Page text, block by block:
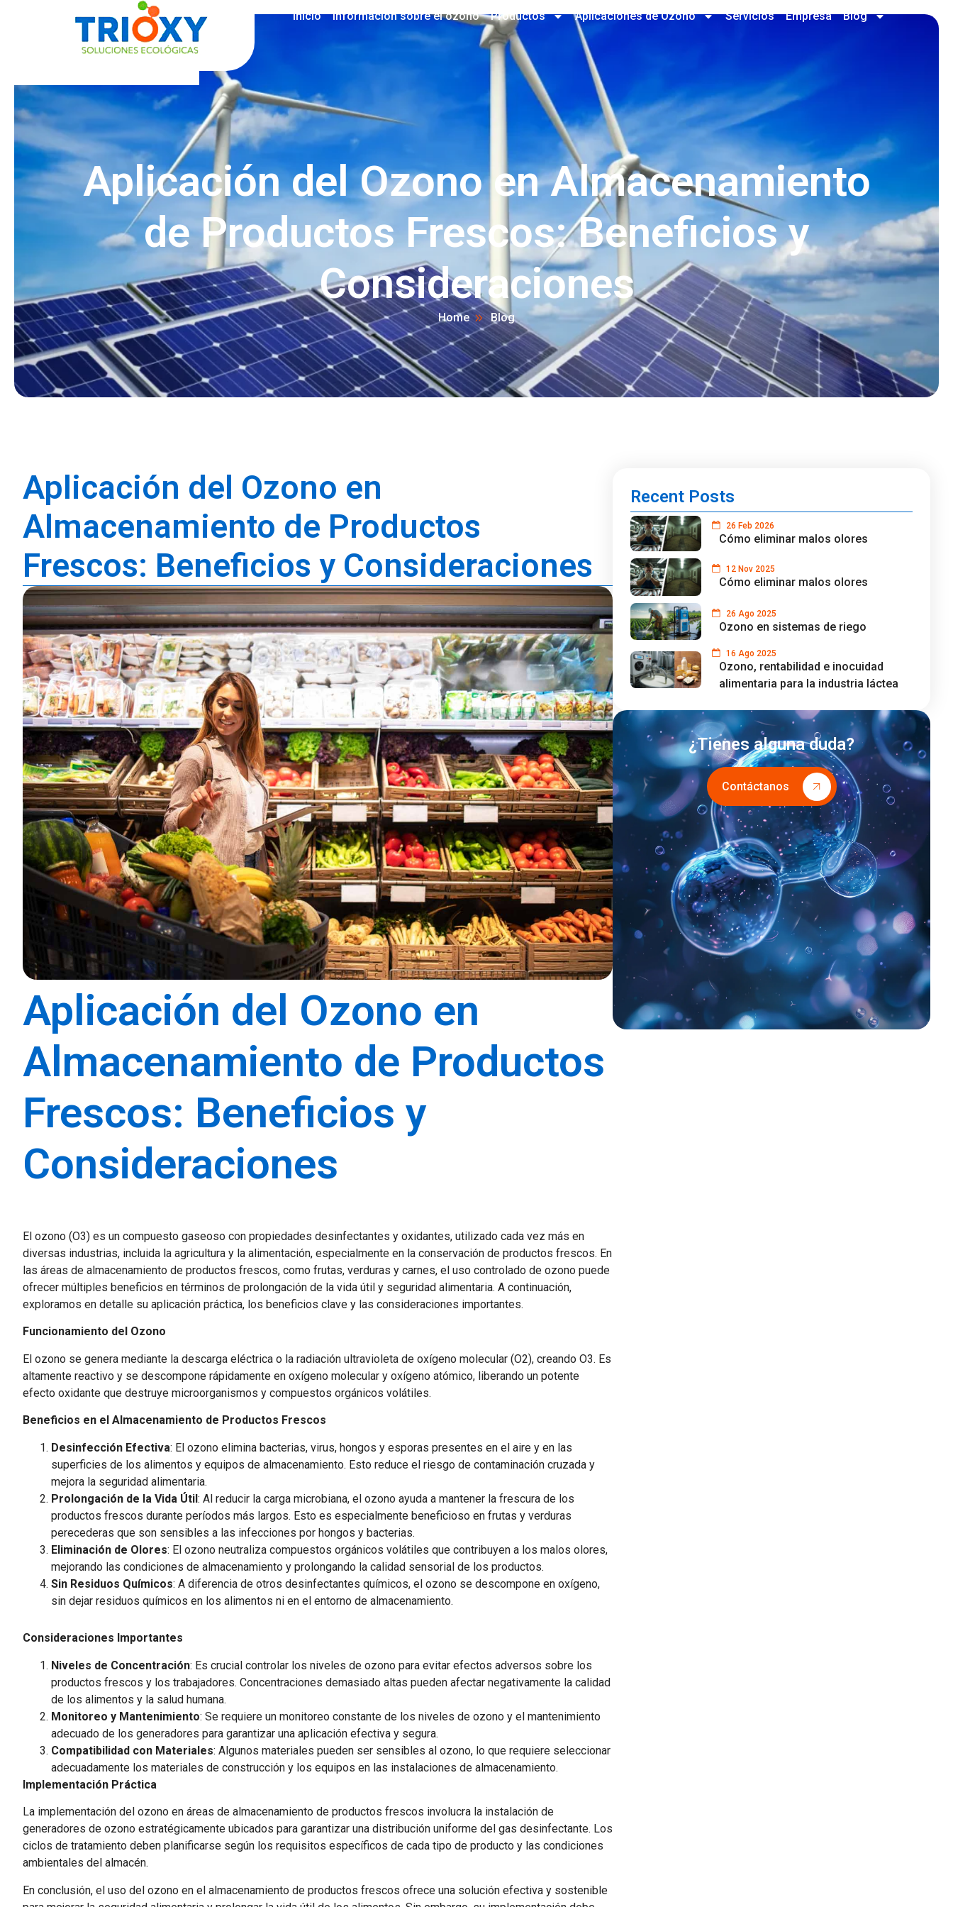
Inicio Información sobre el ozono Productos Aplicaciones de Ozono Servicios Empresa Blog
Aplicación del Ozono en Almacenamiento
de Productos Frescos: Beneficios y
Consideraciones
Home Blog
Aplicación del Ozono en
Almacenamiento de Productos
Frescos: Beneficios y Consideraciones
Aplicación del Ozono en
Almacenamiento de Productos
Frescos: Beneficios y
Consideraciones
El ozono (O3) es un compuesto gaseoso con propiedades desinfectantes y oxidantes, utilizado cada vez más en
diversas industrias, incluida la agricultura y la alimentación, especialmente en la conservación de productos frescos. En
las áreas de almacenamiento de productos frescos, como frutas, verduras y carnes, el uso controlado de ozono puede
ofrecer múltiples beneficios en términos de prolongación de la vida útil y seguridad alimentaria. A continuación,
exploramos en detalle su aplicación práctica, los beneficios clave y las consideraciones importantes.
Funcionamiento del Ozono
El ozono se genera mediante la descarga eléctrica o la radiación ultravioleta de oxígeno molecular (O2), creando O3. Es
altamente reactivo y se descompone rápidamente en oxígeno molecular y oxígeno atómico, liberando un potente
efecto oxidante que destruye microorganismos y compuestos orgánicos volátiles.
Beneficios en el Almacenamiento de Productos Frescos
Desinfección Efectiva: El ozono elimina bacterias, virus, hongos y esporas presentes en el aire y en las
superficies de los alimentos y equipos de almacenamiento. Esto reduce el riesgo de contaminación cruzada y
mejora la seguridad alimentaria.
Prolongación de la Vida Útil: Al reducir la carga microbiana, el ozono ayuda a mantener la frescura de los
productos frescos durante períodos más largos. Esto es especialmente beneficioso en frutas y verduras
perecederas que son sensibles a las infecciones por hongos y bacterias.
Eliminación de Olores: El ozono neutraliza compuestos orgánicos volátiles que contribuyen a los malos olores,
mejorando las condiciones de almacenamiento y prolongando la calidad sensorial de los productos.
Sin Residuos Químicos: A diferencia de otros desinfectantes químicos, el ozono se descompone en oxígeno,
sin dejar residuos químicos en los alimentos ni en el entorno de almacenamiento.
Consideraciones Importantes
Niveles de Concentración: Es crucial controlar los niveles de ozono para evitar efectos adversos sobre los
productos frescos y los trabajadores. Concentraciones demasiado altas pueden afectar negativamente la calidad
de los alimentos y la salud humana.
Monitoreo y Mantenimiento: Se requiere un monitoreo constante de los niveles de ozono y el mantenimiento
adecuado de los generadores para garantizar una aplicación efectiva y segura.
Compatibilidad con Materiales: Algunos materiales pueden ser sensibles al ozono, lo que requiere seleccionar
adecuadamente los materiales de construcción y los equipos en las instalaciones de almacenamiento.
Implementación Práctica
La implementación del ozono en áreas de almacenamiento de productos frescos involucra la instalación de
generadores de ozono estratégicamente ubicados para garantizar una distribución uniforme del gas desinfectante. Los
ciclos de tratamiento deben planificarse según los requisitos específicos de cada tipo de producto y las condiciones
ambientales del almacén.
En conclusión, el uso del ozono en el almacenamiento de productos frescos ofrece una solución efectiva y sostenible
Recent Posts
26 Feb 2026
Cómo eliminar malos olores
12 Nov 2025
Cómo eliminar malos olores
26 Ago 2025
Ozono en sistemas de riego
16 Ago 2025
Ozono, rentabilidad e inocuidad
alimentaria para la industria láctea
¿Tienes alguna duda?
Contáctanos